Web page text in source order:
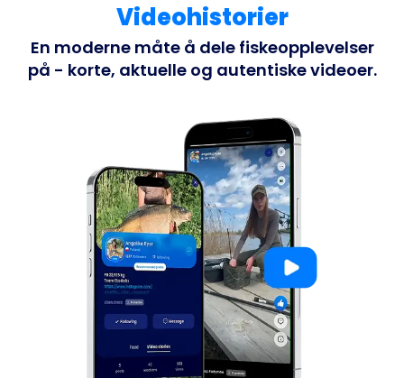
Videohistorier
En moderne måte å dele fiskeopplevelser
på - korte, aktuelle og autentiske videoer.